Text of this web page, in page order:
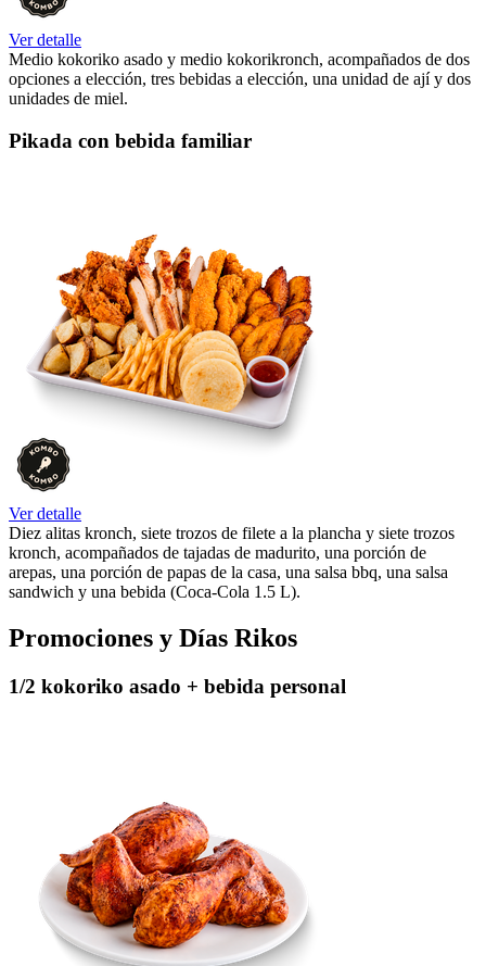
Ver detalle
Medio kokoriko asado y medio kokorikronch, acompañados de dos
opciones a elección, tres bebidas a elección, una unidad de ají y dos
unidades de miel.
Pikada con bebida familiar
Ver detalle
Diez alitas kronch, siete trozos de filete a la plancha y siete trozos
kronch, acompañados de tajadas de madurito, una porción de
arepas, una porción de papas de la casa, una salsa bbq, una salsa
sandwich y una bebida (Coca-Cola 1.5 L).
Promociones y Días Rikos
1/2 kokoriko asado + bebida personal